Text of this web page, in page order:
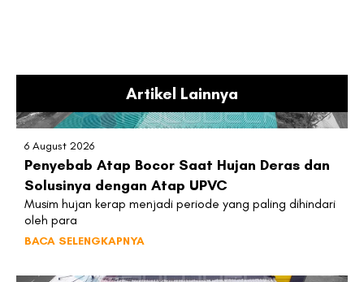
Artikel Lainnya
6 August 2026
Penyebab Atap Bocor Saat Hujan Deras dan
Solusinya dengan Atap UPVC
Musim hujan kerap menjadi periode yang paling dihindari
oleh para
BACA SELENGKAPNYA